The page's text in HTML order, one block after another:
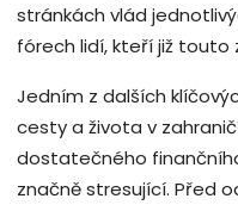
stránkách vlád
fórech lidí, kteří již touto
Jedním z dalších
cesty a života v
dostatečného
značně stresující. Před